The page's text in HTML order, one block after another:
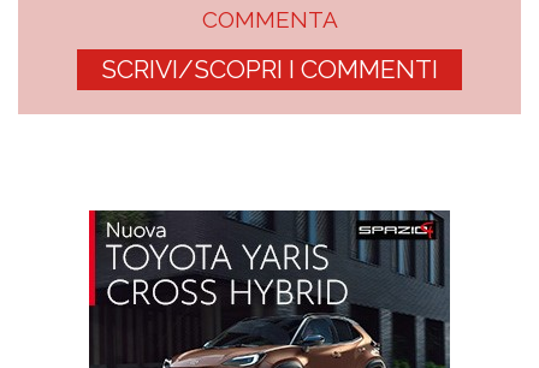
COMMENTA
SCRIVI/SCOPRI I COMMENTI